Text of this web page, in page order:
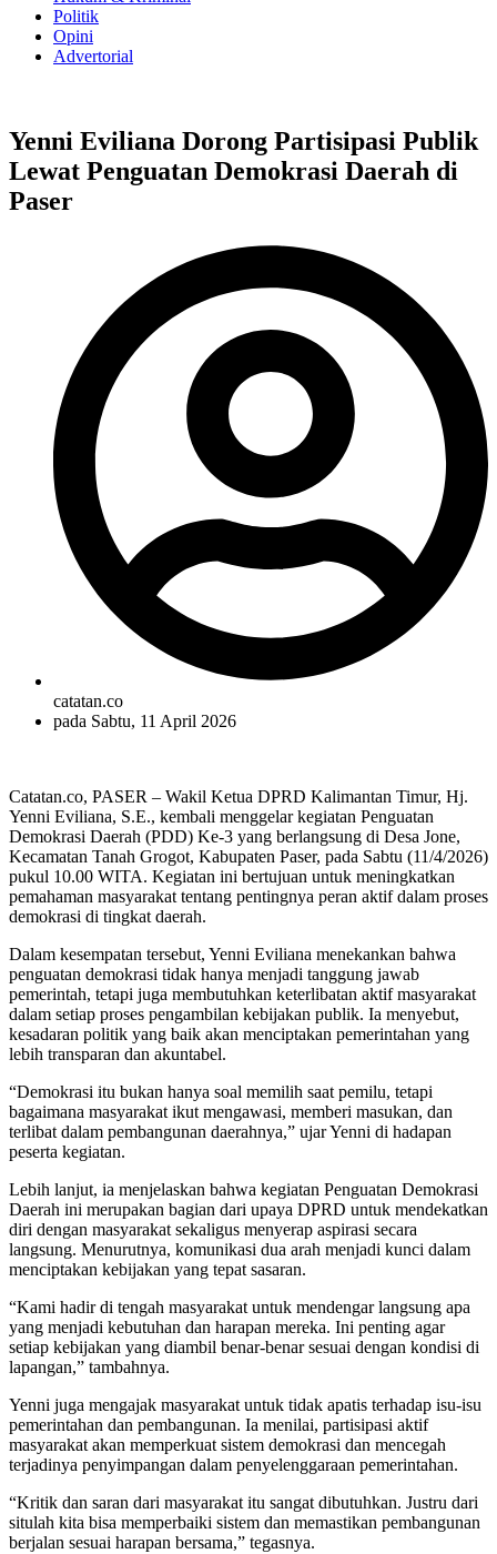
Politik
Opini
Advertorial
Yenni Eviliana Dorong Partisipasi Publik
Lewat Penguatan Demokrasi Daerah di
Paser
catatan.co
pada Sabtu, 11 April 2026
Catatan.co, PASER – Wakil Ketua DPRD Kalimantan Timur, Hj.
Yenni Eviliana, S.E., kembali menggelar kegiatan Penguatan
Demokrasi Daerah (PDD) Ke-3 yang berlangsung di Desa Jone,
Kecamatan Tanah Grogot, Kabupaten Paser, pada Sabtu (11/4/2026)
pukul 10.00 WITA. Kegiatan ini bertujuan untuk meningkatkan
pemahaman masyarakat tentang pentingnya peran aktif dalam proses
demokrasi di tingkat daerah.
Dalam kesempatan tersebut, Yenni Eviliana menekankan bahwa
penguatan demokrasi tidak hanya menjadi tanggung jawab
pemerintah, tetapi juga membutuhkan keterlibatan aktif masyarakat
dalam setiap proses pengambilan kebijakan publik. Ia menyebut,
kesadaran politik yang baik akan menciptakan pemerintahan yang
lebih transparan dan akuntabel.
“Demokrasi itu bukan hanya soal memilih saat pemilu, tetapi
bagaimana masyarakat ikut mengawasi, memberi masukan, dan
terlibat dalam pembangunan daerahnya,” ujar Yenni di hadapan
peserta kegiatan.
Lebih lanjut, ia menjelaskan bahwa kegiatan Penguatan Demokrasi
Daerah ini merupakan bagian dari upaya DPRD untuk mendekatkan
diri dengan masyarakat sekaligus menyerap aspirasi secara
langsung. Menurutnya, komunikasi dua arah menjadi kunci dalam
menciptakan kebijakan yang tepat sasaran.
“Kami hadir di tengah masyarakat untuk mendengar langsung apa
yang menjadi kebutuhan dan harapan mereka. Ini penting agar
setiap kebijakan yang diambil benar-benar sesuai dengan kondisi di
lapangan,” tambahnya.
Yenni juga mengajak masyarakat untuk tidak apatis terhadap isu-isu
pemerintahan dan pembangunan. Ia menilai, partisipasi aktif
masyarakat akan memperkuat sistem demokrasi dan mencegah
terjadinya penyimpangan dalam penyelenggaraan pemerintahan.
“Kritik dan saran dari masyarakat itu sangat dibutuhkan. Justru dari
situlah kita bisa memperbaiki sistem dan memastikan pembangunan
berjalan sesuai harapan bersama,” tegasnya.